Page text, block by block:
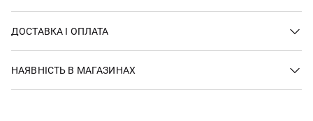
ДОСТАВКА І ОПЛАТА
НАЯВНІСТЬ В МАГАЗИНАХ